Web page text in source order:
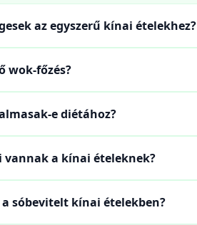
az egyszerű kínai ételekhez?
wok-főzés?
e diétához?
vannak a kínai ételeknek?
sóbevitelt kínai ételekben?